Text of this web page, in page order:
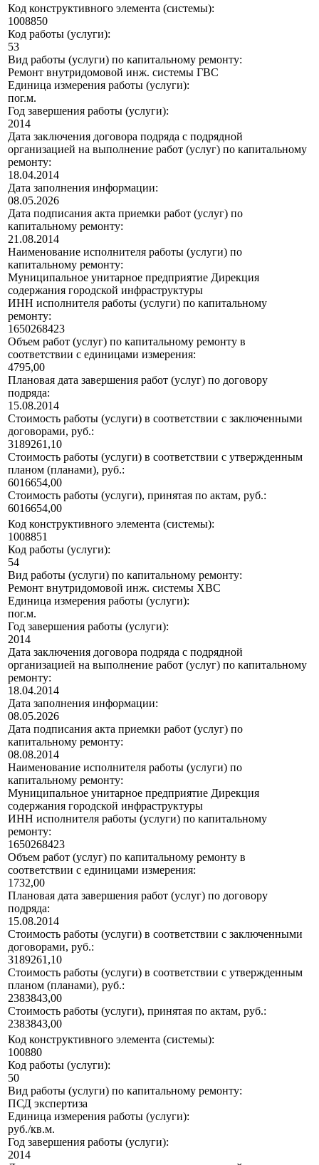
Код конструктивного элемента (системы):
1008850
Код работы (услуги):
53
Вид работы (услуги) по капитальному ремонту:
Ремонт внутридомовой инж. системы ГВС
Единица измерения работы (услуги):
пог.м.
Год завершения работы (услуги):
2014
Дата заключения договора подряда с подрядной
организацией на выполнение работ (услуг) по капитальному
ремонту:
18.04.2014
Дата заполнения информации:
08.05.2026
Дата подписания акта приемки работ (услуг) по
капитальному ремонту:
21.08.2014
Наименование исполнителя работы (услуги) по
капитальному ремонту:
Муниципальное унитарное предприятие Дирекция
содержания городской инфраструктуры
ИНН исполнителя работы (услуги) по капитальному
ремонту:
1650268423
Объем работ (услуг) по капитальному ремонту в
соответствии с единицами измерения:
4795,00
Плановая дата завершения работ (услуг) по договору
подряда:
15.08.2014
Стоимость работы (услуги) в соответствии с заключенными
договорами, руб.:
3189261,10
Стоимость работы (услуги) в соответствии с утвержденным
планом (планами), руб.:
6016654,00
Стоимость работы (услуги), принятая по актам, руб.:
6016654,00
Код конструктивного элемента (системы):
1008851
Код работы (услуги):
54
Вид работы (услуги) по капитальному ремонту:
Ремонт внутридомовой инж. системы ХВС
Единица измерения работы (услуги):
пог.м.
Год завершения работы (услуги):
2014
Дата заключения договора подряда с подрядной
организацией на выполнение работ (услуг) по капитальному
ремонту:
18.04.2014
Дата заполнения информации:
08.05.2026
Дата подписания акта приемки работ (услуг) по
капитальному ремонту:
08.08.2014
Наименование исполнителя работы (услуги) по
капитальному ремонту:
Муниципальное унитарное предприятие Дирекция
содержания городской инфраструктуры
ИНН исполнителя работы (услуги) по капитальному
ремонту:
1650268423
Объем работ (услуг) по капитальному ремонту в
соответствии с единицами измерения:
1732,00
Плановая дата завершения работ (услуг) по договору
подряда:
15.08.2014
Стоимость работы (услуги) в соответствии с заключенными
договорами, руб.:
3189261,10
Стоимость работы (услуги) в соответствии с утвержденным
планом (планами), руб.:
2383843,00
Стоимость работы (услуги), принятая по актам, руб.:
2383843,00
Код конструктивного элемента (системы):
100880
Код работы (услуги):
50
Вид работы (услуги) по капитальному ремонту:
ПСД экспертиза
Единица измерения работы (услуги):
руб./кв.м.
Год завершения работы (услуги):
2014